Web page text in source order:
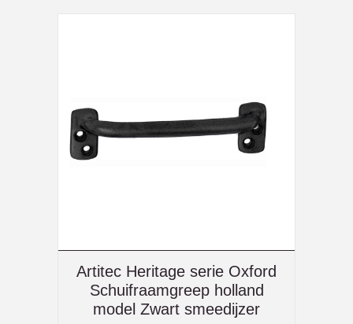
Artitec Heritage serie Oxford
Schuifraamgreep holland
model Zwart smeedijzer